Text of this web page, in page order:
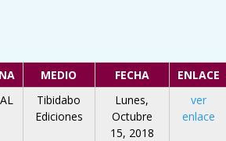
MEDIO FECHA
ENLACE
Tibidabo
Ediciones
Lunes,
Octubre
15, 2018
ver
enlace